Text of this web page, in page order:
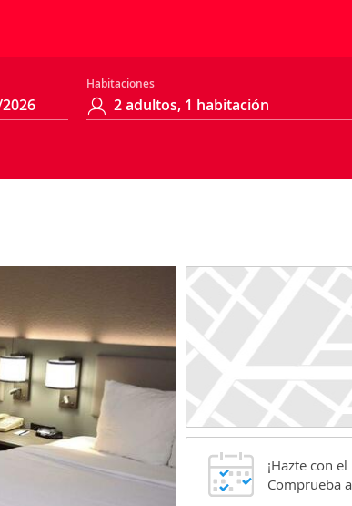
Habitaciones
¡Hazte con el
Comprueba